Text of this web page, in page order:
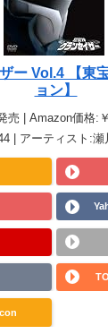
ー Vol.4 【東
ョン】
売 | Amazon価格:
| アーティスト: